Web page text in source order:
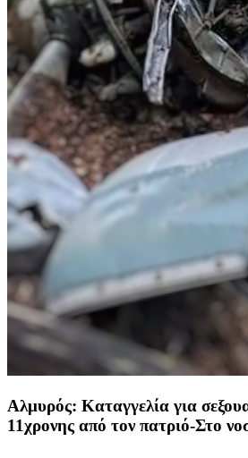
Αλμυρός: Καταγγελία για
11χρονης από τον πατριό-Στο